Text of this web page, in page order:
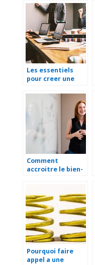
quelques minutes
Les essentiels
pour creer une
Comment
accroitre le bien-
Pourquoi faire
appel a une